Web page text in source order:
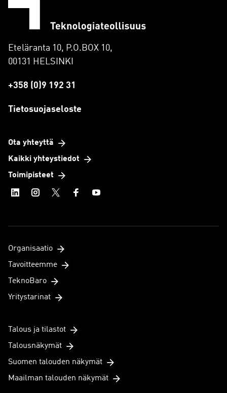
Eteläranta 10, P.O.BOX 10,
00131 HELSINKI
+358 (0)9 192 31
Tietosuojaseloste
Ota yhteyttä
Kaikki yhteystiedot
Toimipisteet
Organisaatio
Tavoitteemme
TeknoBaro
Yritystarinat
Talous ja tilastot
Talousnäkymät
Suomen talouden näkymät
Maailman talouden näkymät